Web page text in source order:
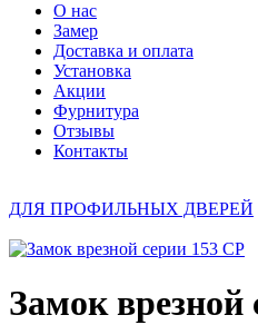
О нас
Замер
Доставка и оплата
Установка
Акции
Фурнитура
Отзывы
Контакты
ДЛЯ ПРОФИЛЬНЫХ ДВЕРЕЙ
Замок врезной